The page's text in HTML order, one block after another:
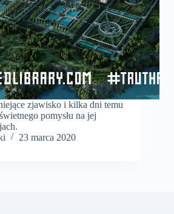
zjawisko i kilka dni temu
pomysłu na jej
23 marca 2020